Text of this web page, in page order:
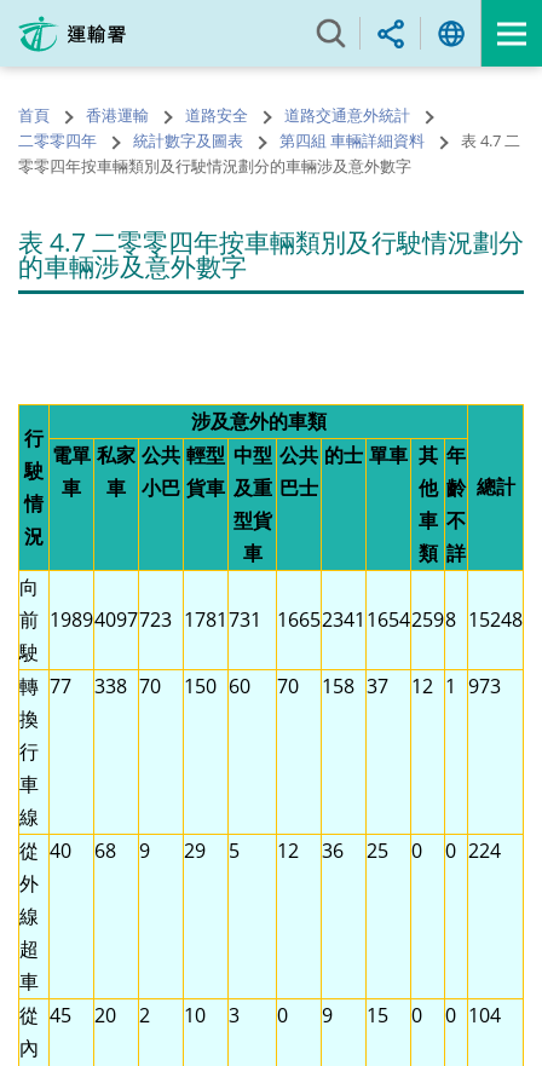
內
的
開
始
首頁 香港運輸 道路安全
道路交通意外統計
二零零四年
統計數字及圖表 第四組 車輛詳細資料
表 4.7 二
零零四年按車輛類別及行駛情況劃分的車輛涉及意外數字
表 4.7 二零零四年按車輛類別及行駛情況劃分
的車輛涉及意外數字
行
駛
情
況
涉及意外的車類
總計
電單
車
私家
車
公共
小巴
輕型
貨車
中型
及重
型貨
車
公共
巴士
的士 單車 其
他
車
類
年
齡
不
詳
向
前
駛
19894097723 1781731 16652341 16542598 15248
轉
換
行
車
線
77 338 70 150 60 70 158 37 12 1 973
從
外
線
超
車
40 68 9 29 5 12 36 25 0 0 224
從
內
45 20 2 10 3 0 9 15 0 0 104